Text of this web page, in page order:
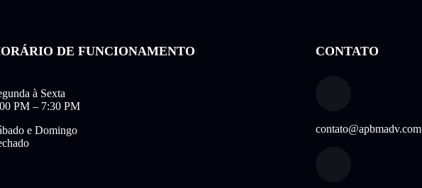
DE FUNCIONAMENTO
à Sexta
PM – 7:30 PM
e Domingo
CONTATO
contato@apbmadv.com